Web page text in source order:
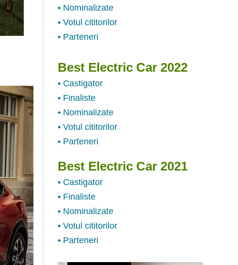
• Nominalizate
• Votul cititorilor
• Parteneri
Best Electric Car 2022
• Castigator
• Finaliste
• Nominalizate
• Votul cititorilor
• Parteneri
Best Electric Car 2021
• Castigator
• Finaliste
• Nominalizate
• Votul cititorilor
• Parteneri